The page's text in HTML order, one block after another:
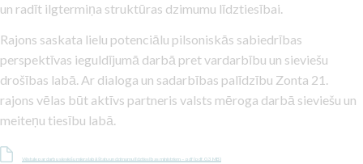
un radīt ilgtermiņa struktūras dzimumu līdztiesībai.
Rajons saskata lielu potenciālu pilsoniskās sabiedrības
perspektīvas ieguldījumā darbā pret vardarbību un sieviešu
drošības labā. Ar dialoga un sadarbības palīdzību Zonta 21.
rajons vēlas būt aktīvs partneris valsts mēroga darbā sieviešu un
meiteņu tiesību labā.
Vēstule par darbu sieviešu miera labā štatu un dzimumu līdztiesības ministriem – pdf (pdf, 0,3 MB)